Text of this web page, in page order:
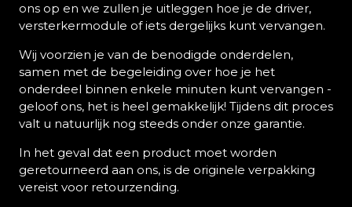
ons op en we zullen je uitleggen hoe je de driver,
versterkermodule of iets dergelijks kunt vervangen.
Wij voorzien je van de benodigde onderdelen,
samen met de begeleiding over hoe je het
onderdeel binnen enkele minuten kunt vervangen -
geloof ons, het is heel gemakkelijk! Tijdens dit proces
valt u natuurlijk nog steeds onder onze garantie.
In het geval dat een product moet worden
geretourneerd aan ons, is de originele verpakking
vereist voor retourzending.